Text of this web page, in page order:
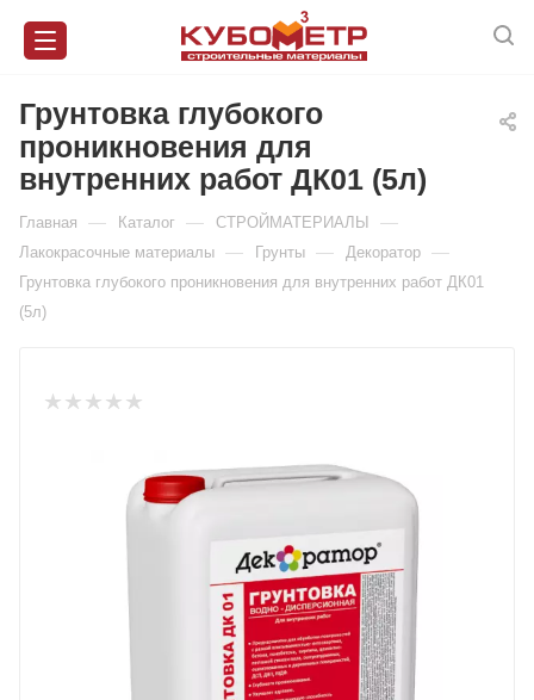
Грунтовка глубокого
проникновения для
внутренних работ ДК01 (5л)
Главная — Каталог — СТРОЙМАТЕРИАЛЫ —
Лакокрасочные материалы — Грунты — Декоратор —
Грунтовка глубокого проникновения для внутренних работ ДК01
(5л)